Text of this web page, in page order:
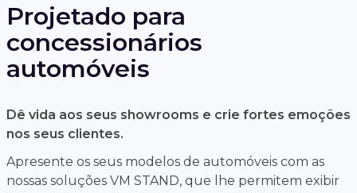
Projetado para
concessionários
automóveis
Dê vida aos seus showrooms e crie fortes emoções
nos seus clientes.
Apresente os seus modelos de automóveis com as
nossas soluções VM STAND, que lhe permitem exibir